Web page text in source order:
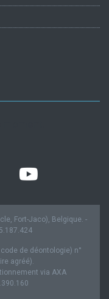
Fort-Jaco), Belgique. -
de déontologie) n°
agréé).
via AXA